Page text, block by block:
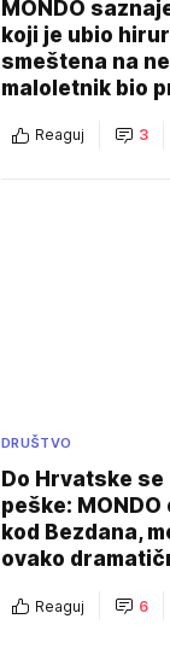
MONDO
koji je ubio
smeštena na
maloletnik bio
Reaguj 3
DRUŠTVO
Do Hrvatske
peške:
kod Bezdana,
ovako
Reaguj 6